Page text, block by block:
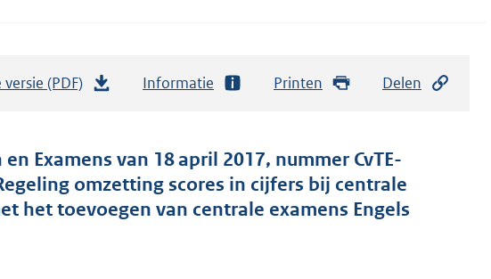
(PDF)
t
a
n
Informatie Printen Delen
Examens van 18 april 2017, nummer CvTE-
omzetting scores in cijfers bij centrale
het toevoegen van centrale examens Engels